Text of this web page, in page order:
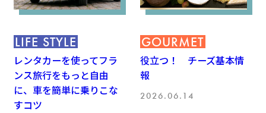
LIFE STYLE
レンタカーを使ってフラ
ンス旅行をもっと自由
に、車を簡単に乗りこな
すコツ
GOURMET
役立つ！ チーズ基本情
報
2026.06.14